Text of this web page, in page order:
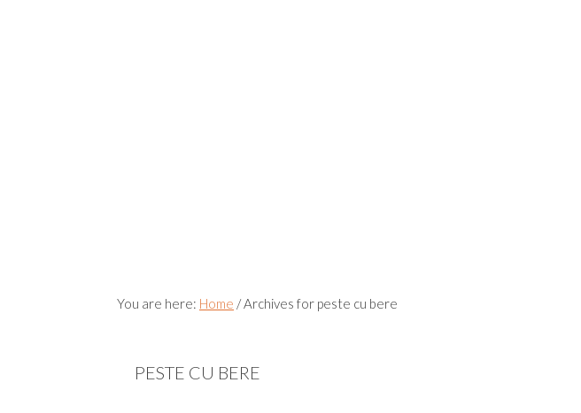
You are here: Home /Archives for peste cu bere
PESTE CU BERE